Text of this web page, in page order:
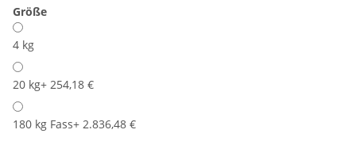
Größe
4 kg
20 kg+ 254,18 €
180 kg Fass+ 2.836,48 €